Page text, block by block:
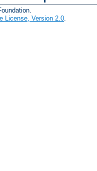
License, Version 2.0.